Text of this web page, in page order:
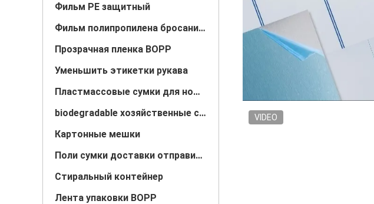
Фильм PE защитный
Фильм полипропилена бросания CPP
Прозрачная пленка BOPP
Уменьшить этикетки рукава
Пластмассовые сумки для ношения жилетов
biodegradable хозяйственные сумки
Картонные мешки
Поли сумки доставки отправителя
Стиральный контейнер
Лента упаковки BOPP
VIDEO